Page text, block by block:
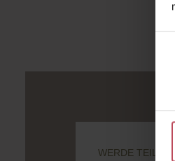
WERDE TEIL